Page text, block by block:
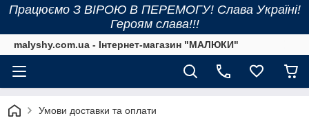
Працюємо З ВІРОЮ В ПЕРЕМОГУ! Слава Україні!
Героям слава!!!
malyshy.com.ua - Інтернет-магазин "МАЛЮКИ"
Умови доставки та оплати